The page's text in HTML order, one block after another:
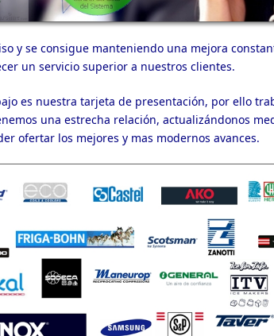
y se consigue manteniendo una mejora
un servicio superior a nuestros clientes.
es nuestra tarjeta de presentación, por ello
una estrecha relación, actualizándonos
ofertar los mejores y mas modernos avances.